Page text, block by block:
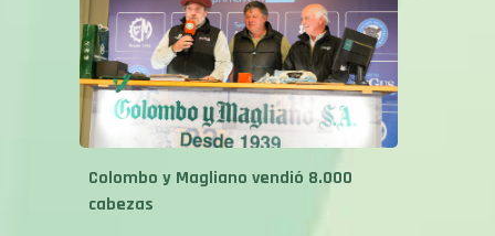
Colombo y Magliano vendió 8.000
cabezas